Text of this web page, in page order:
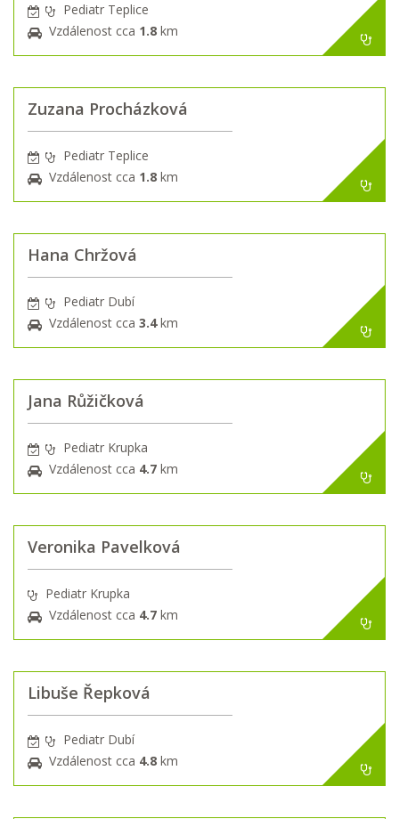
Pediatr Teplice
Vzdálenost cca 1.8 km
Zuzana Procházková
Pediatr Teplice
Vzdálenost cca 1.8 km
Hana Chržová
Pediatr Dubí
Vzdálenost cca 3.4km
Jana Růžičková
Pediatr Krupka
Vzdálenost cca 4.7 km
Veronika Pavelková
Pediatr Krupka
Vzdálenost cca 4.7 km
Libuše Řepková
Pediatr Dubí
Vzdálenost cca 4.8 km